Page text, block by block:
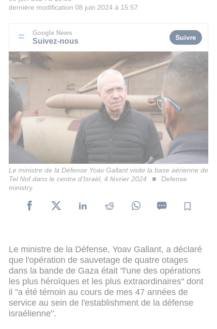
dernière modification 08 juin 2024 à 15:57
Google News
Suivez-nous Suivre
Le ministre de la Défense Yoav Gallant visite la base aérienne de
Tel Nof dans le centre d'Israël, 4 février 2024
Defense
ministry
Le ministre de la Défense, Yoav Gallant, a déclaré
que l'opération de sauvetage de quatre otages
dans la bande de Gaza était ''l'une des opérations
les plus héroïques et les plus extraordinaires" dont
il "a été témoin au cours de mes 47 années de
service au sein de l'establishment de la défense
israélienne".